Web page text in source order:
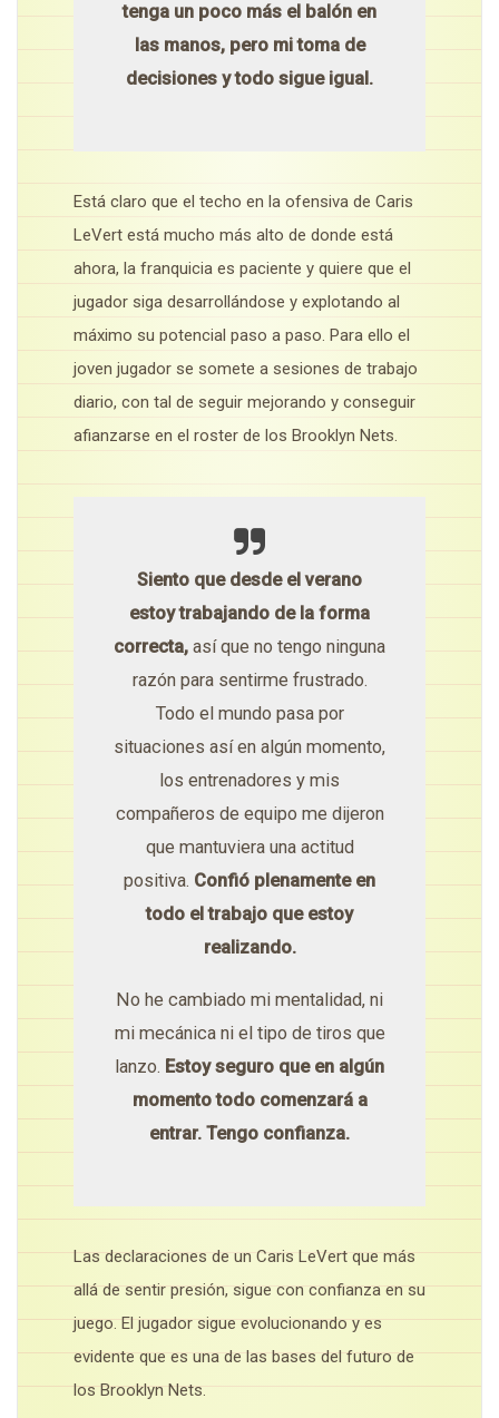
tenga un poco más el balón en
las manos, pero mi toma de
decisiones y todo sigue igual.
Está claro que el techo en la ofensiva de Caris
LeVert está mucho más alto de donde está
ahora, la franquicia es paciente y quiere que el
jugador siga desarrollándose y explotando al
máximo su potencial paso a paso. Para ello el
joven jugador se somete a sesiones de trabajo
diario, con tal de seguir mejorando y conseguir
afianzarse en el roster de los Brooklyn Nets.
Siento que desde el verano
estoy trabajando de la forma
correcta, así que no tengo ninguna
razón para sentirme frustrado.
Todo el mundo pasa por
situaciones así en algún momento,
los entrenadores y mis
compañeros de equipo me dijeron
que mantuviera una actitud
positiva. Confió plenamente en
todo el trabajo que estoy
realizando.
No he cambiado mi mentalidad, ni
mi mecánica ni el tipo de tiros que
lanzo. Estoy seguro que en algún
momento todo comenzará a
entrar. Tengo confianza.
Las declaraciones de un Caris LeVert que más
allá de sentir presión, sigue con confianza en su
juego. El jugador sigue evolucionando y es
evidente que es una de las bases del futuro de
los Brooklyn Nets.